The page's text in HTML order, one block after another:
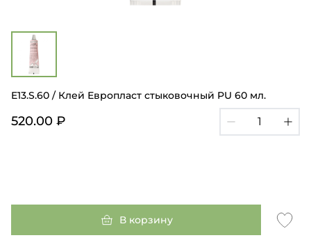
E13.S.60 / Клей Европласт стыковочный PU 60 мл.
520.00 ₽
В корзину